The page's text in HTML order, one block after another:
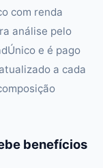
com renda
análise pelo
e é pago
a cada
benefícios